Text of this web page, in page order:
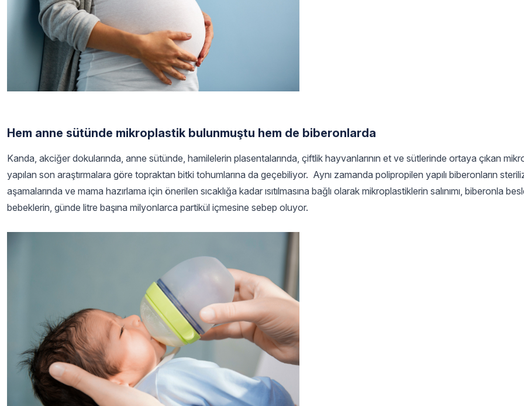
Hem anne sütünde mikroplastik bulunmuştu hem de biberonlarda
Kanda, akciğer dokularında, anne sütünde, hamilelerin plasentalarında, çiftlik hayvanlarının et ve sütlerinde ortaya çıkan
yapılan son araştırmalara göre topraktan bitki tohumlarına da geçebiliyor. Aynı zamanda polipropilen yapılı biberonların
aşamalarında ve mama hazırlama için önerilen sıcaklığa kadar ısıtılmasına bağlı olarak mikroplastiklerin salınımı, biberonla
bebeklerin, günde litre başına milyonlarca partikül içmesine sebep oluyor.